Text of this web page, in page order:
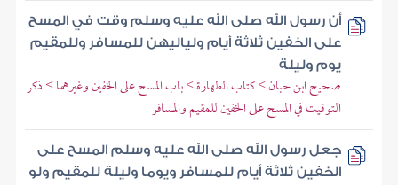
أن رسول الله صلى الله عليه وسلم وقت في المسح
على الخفين ثلاثة أيام ولياليهن للمسافر وللمقيم
يوم وليلة
صحيح ابن حبان > كتاب الطهارة > باب المسح على الخفين وغيرهما > ذكر
التوقيت في المسح على الخفين للمقيم والمسافر
جعل رسول الله صلى الله عليه وسلم المسح على
الخفين ثلاثة أيام للمسافر ويوما وليلة للمقيم ولو